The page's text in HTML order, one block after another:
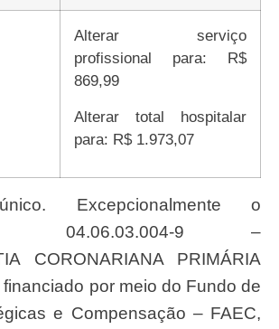
Alterar serviço
profissional para: R$
869,99
Alterar total hospitalar
para: R$ 1.973,07
04.06.03.004-9 –
CORONARIANA PRIMÁRIA
por meio do Fundo de
e Compensação – FAEC,